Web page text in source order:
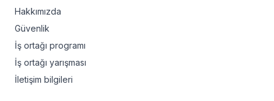
Hakkımızda
Güvenlik
İş ortağı programı
İş ortağı yarışması
İletişim bilgileri